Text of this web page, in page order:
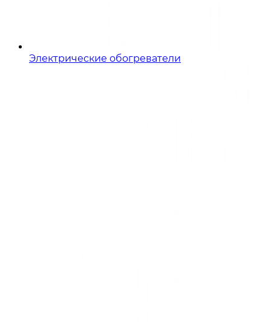
Электрические обогреватели